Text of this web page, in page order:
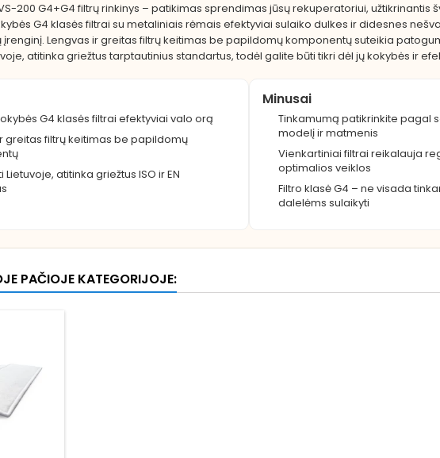
200 G4+G4 filtrų rinkinys – patikimas sprendimas jūsų rekuperatoriui, užtikrinantis
G4 klasės filtrai su metaliniais rėmais efektyviai sulaiko dulkes ir didesnes
Lengvas ir greitas filtrų keitimas be papildomų komponentų suteikia
atitinka griežtus tarptautinius standartus, todėl galite būti tikri dėl jų kokybės ir
G4 klasės filtrai efektyviai valo orą
greitas filtrų keitimas be papildomų
atitinka griežtus ISO ir EN
Minusai
Tinkamumą patikrinkite pagal
modelį ir matmenis
Vienkartiniai filtrai reikalauja
optimalios veiklos
Filtro klasė G4 – ne visada
dalelėms sulaikyti
PAČIOJE KATEGORIJOJE: